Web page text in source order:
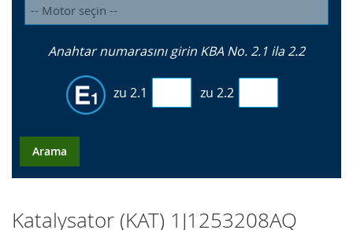
Anahtar numarasını girin KBA No. 2.1 ila 2.2
zu 2.1 zu 2.2
Arama
Katalysator (KAT) 1J1253208AQ